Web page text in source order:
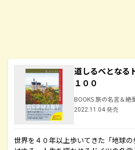
道しるべとなる
１００
BOOKS 旅の名言＆絶
2022.11.04 発売
世界を４０年以上歩いてきた「地球